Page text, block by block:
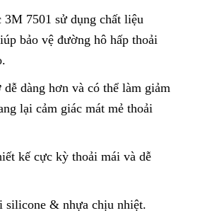
3M 7501 sử dụng chất liệu
bảo vệ đường hô hấp thoải
dàng hơn và có thể làm giảm
lại cảm giác mát mẻ thoải
kế cực kỳ thoải mái và dễ
silicone & nhựa chịu nhiệt.